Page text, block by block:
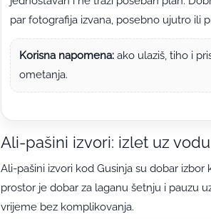
par fotografija izvana, posebno ujutro ili
Korisna napomena: ako ulaziš, tiho i
ometanja.
Ali-pašini izvori: izlet uz
Ali-pašini izvori kod Gusinja su dobar
prostor je dobar za laganu šetnju i pauzu
vrijeme bez komplikovanja.